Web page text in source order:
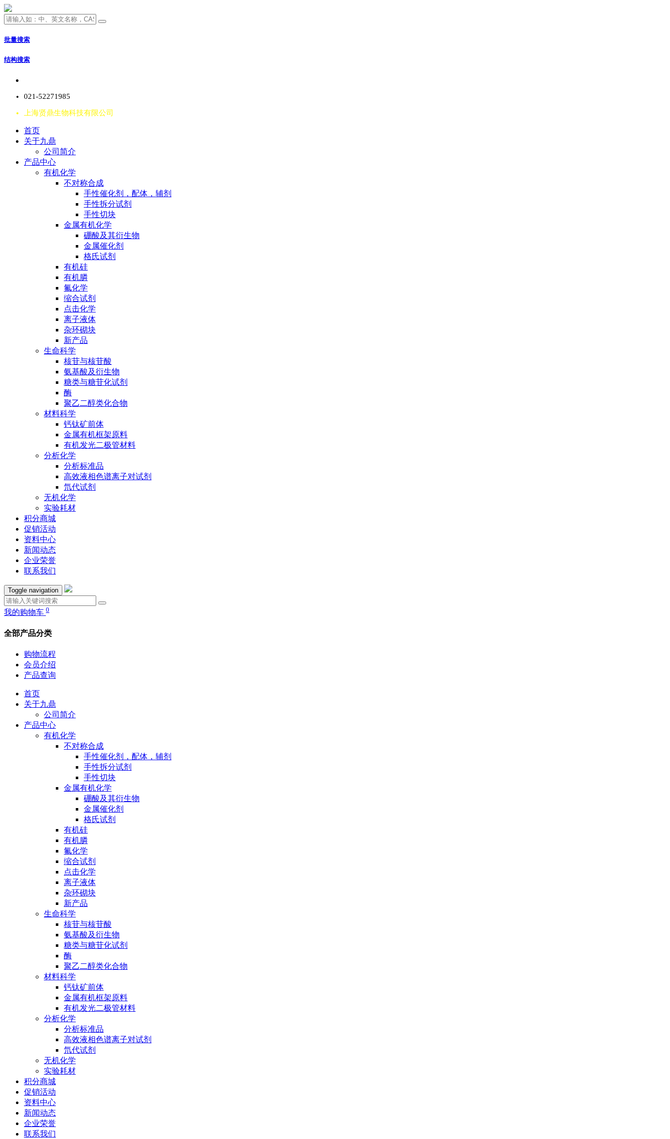
批量搜索
结构搜索
021-52271985
上海贤鼎生物科技有限公司
首页
关于九鼎
公司简介
产品中心
有机化学
不对称合成
手性催化剂，配体，辅剂
手性拆分试剂
手性切块
金属有机化学
硼酸及其衍生物
金属催化剂
格氏试剂
有机硅
有机膦
氟化学
缩合试剂
点击化学
离子液体
杂环砌块
新产品
生命科学
核苷与核苷酸
氨基酸及衍生物
糖类与糖苷化试剂
酶
聚乙二醇类化合物
材料科学
钙钛矿前体
金属有机框架原料
有机发光二极管材料
分析化学
分析标准品
高效液相色谱离子对试剂
氘代试剂
无机化学
实验耗材
积分商城
促销活动
资料中心
新闻动态
企业荣誉
联系我们
Toggle navigation
我的购物车 0
全部产品分类
购物流程
会员介绍
产品查询
首页
关于九鼎
公司简介
产品中心
有机化学
不对称合成
手性催化剂，配体，辅剂
手性拆分试剂
手性切块
金属有机化学
硼酸及其衍生物
金属催化剂
格氏试剂
有机硅
有机膦
氟化学
缩合试剂
点击化学
离子液体
杂环砌块
新产品
生命科学
核苷与核苷酸
氨基酸及衍生物
糖类与糖苷化试剂
酶
聚乙二醇类化合物
材料科学
钙钛矿前体
金属有机框架原料
有机发光二极管材料
分析化学
分析标准品
高效液相色谱离子对试剂
氘代试剂
无机化学
实验耗材
积分商城
促销活动
资料中心
新闻动态
企业荣誉
联系我们